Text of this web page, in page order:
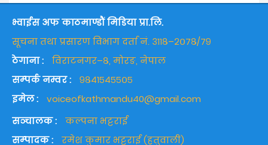
भ्वाईस अफ काठमाण्डौं मिडिया प्रा.लि.
सूचना तथा प्रसारण विभाग दर्ता नं. ३११८–२०७८/७९
ठेगाना :
विराटनगर–८, मोरङ, नेपाल
सम्पर्क नम्वर :
९८४१५४५५०५
इमेल :
voiceofkathmandu40@gmail.com
सञ्चालक :
कल्पना भट्टराई
सम्पादक :
रमेश कुमार भट्टराई (हतुवाली)